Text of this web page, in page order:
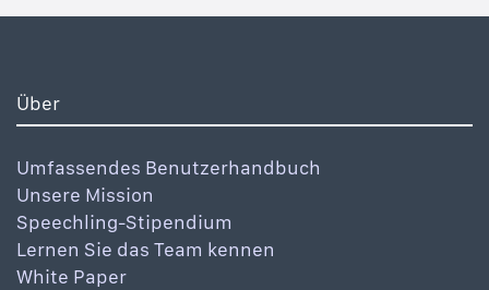
Über
Umfassendes Benutzerhandbuch
Unsere Mission
Speechling-Stipendium
Lernen Sie das Team kennen
White Paper